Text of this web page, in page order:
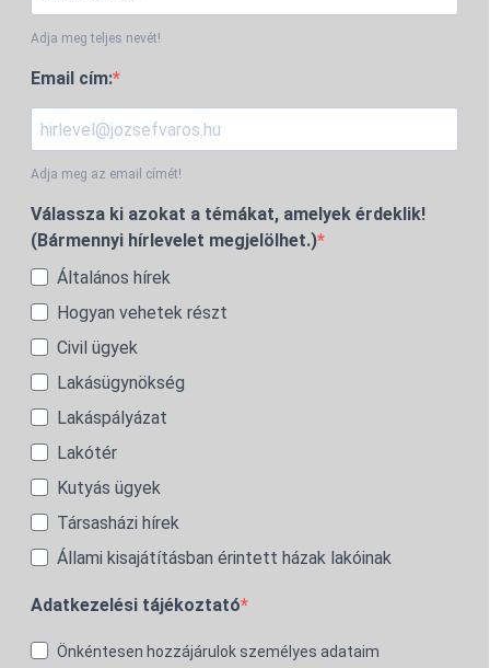
Adja meg teljes nevét!
Email cím:
Adja meg az email címét!
Válassza ki azokat a témákat, amelyek érdeklik!
(Bármennyi hírlevelet megjelölhet.)
Általános hírek
Hogyan vehetek részt
Civil ügyek
Lakásügynökség
Lakáspályázat
Lakótér
Kutyás ügyek
Társasházi hírek
Állami kisajátításban érintett házak lakóinak
Adatkezelési tájékoztató
Önkéntesen hozzájárulok személyes adataim